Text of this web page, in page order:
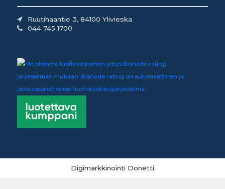
Ruutihaantie 3, 84100 Ylivieska
044 745 1700
Digimarkkinointi Donetti